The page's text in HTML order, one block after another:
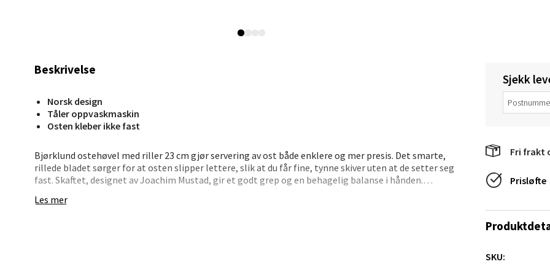
Beskrivelse
Norsk design
Tåler oppvaskmaskin
Osten kleber ikke fast
Bjørklund ostehøvel med riller 23 cm gjør servering av ost både enklere og mer presis. Det smarte,
rillede bladet sørger for at osten slipper lettere, slik at du får fine, tynne skiver uten at de setter seg
fast. Skaftet, designet av Joachim Mustad, gir et godt grep og en behagelig balanse i hånden.
Når osten skal på bordet, jobber høvelen jevnt og effektivt, enten det er til frokost eller når du lager et
Les mer
Sjekk
Fri frakt
Prisløfte
SKU: